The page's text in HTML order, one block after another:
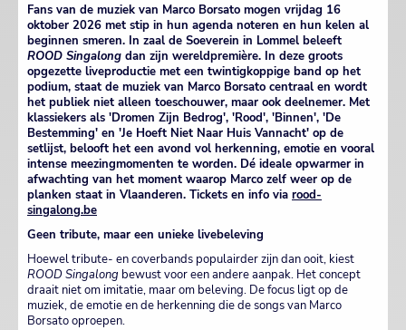
Fans van de muziek van Marco Borsato mogen vrijdag 16
oktober 2026 met stip in hun agenda noteren en hun kelen al
beginnen smeren. In zaal de Soeverein in Lommel beleeft
ROOD Singalong dan zijn wereldpremière. In deze groots
opgezette liveproductie met een twintigkoppige band op het
podium, staat de muziek van Marco Borsato centraal en wordt
het publiek niet alleen toeschouwer, maar ook deelnemer. Met
klassiekers als 'Dromen Zijn Bedrog', 'Rood', 'Binnen', 'De
Bestemming' en 'Je Hoeft Niet Naar Huis Vannacht' op de
setlijst, belooft het een avond vol herkenning, emotie en vooral
intense meezingmomenten te worden. Dé ideale opwarmer in
afwachting van het moment waarop Marco zelf weer op de
planken staat in Vlaanderen. Tickets en info via rood-
singalong.be
Geen tribute, maar een unieke livebeleving
Hoewel tribute- en coverbands populairder zijn dan ooit, kiest
ROOD Singalong bewust voor een andere aanpak. Het concept
draait niet om imitatie, maar om beleving. De focus ligt op de
muziek, de emotie en de herkenning die de songs van Marco
Borsato oproepen.